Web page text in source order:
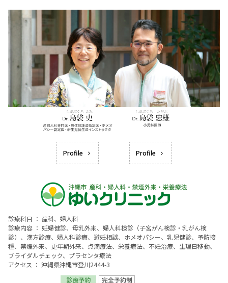
Profile Profile
診療科目 ： 産科、婦人科
診療内容 ： 妊婦健診、母乳外来、婦人科検診（子宮がん検診・乳がん検
診）、漢方診療、婦人科診療、避妊相談、ホメオパシー、乳児健診、予防接
種、禁煙外来、更年期外来、点滴療法、栄養療法、不妊治療、生理日移動、
ブライダルチェック、プラセンタ療法
アクセス ： 沖縄県沖縄市登川2444-3